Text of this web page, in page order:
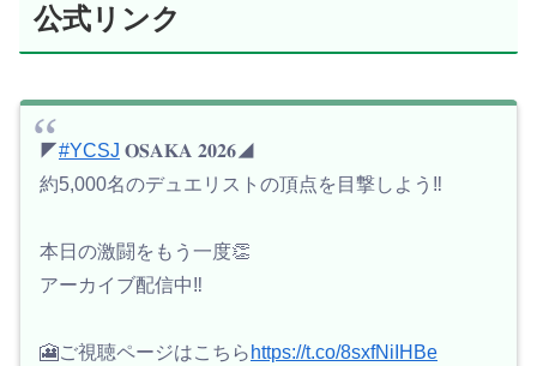
公式リンク
◤#YCSJ 𝐎𝐒𝐀𝐊𝐀 𝟐𝟎𝟐𝟔◢
約5,000名のデュエリストの頂点を目撃しよう‼️
本日の激闘をもう一度👏
アーカイブ配信中‼️
🎦ご視聴ページはこちら https://t.co/8sxfNiIHBe